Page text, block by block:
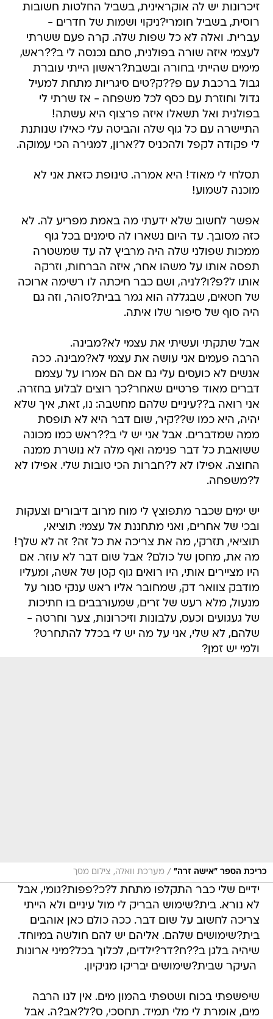
זיכרונות יש לה אוקראינית, בשביל החלטות חשובות
רוסית, בשביל חומרי?ניקוי ושמות של חדרים -
עברית. ואלה לא כל שפות שלה. קרה פעם ששרתי
לעצמי איזה שורה בפולנית, סתם נכנסה לי ב??ראש,
מימים שהייתי בחורה ובשבת?ראשון הייתי עוברת
גבול ברכבת עם פ??ק?טים סיגריות מתחת למעיל
גדול וחוזרת עם כסף לכל משפחה - אז שרתי לי
בפולנית ואל תשאלו איזה פרצוף היא עשתה!
התיישרה עם כל גוף שלה והביטה עלי כאילו שנותנת
לי פקודה לקפל ולהכניס ל?ארון, למגירה הכי עמוקה.
תסלחי לי מאוד! היא אמרה. טינופת כזאת אני לא
מוכנה לשמוע!
אפשר לחשוב שלא ידעתי מה באמת מפריע לה. לא
כזה מסובך. עד היום נשארו לה סימנים בכל גוף
ממכות שפולני שלה היה מרביץ לה עד שמשטרה
תפסה אותו על משהו אחר, איזה הברחות, וזרקה
אותו ל?פ?ו?לניה, ושם כבר חיכתה לו רשימה ארוכה
של חטאים, שבגללה הוא גמר בבית?סוהר, וזה גם
היה סוף של סיפור שלו איתה.
אבל שתקתי ועשיתי את עצמי לא?מבינה.
הרבה פעמים אני עושה את עצמי לא?מבינה. ככה
אנשים לא כועסים עלי גם אם הם אמרו על עצמם
דברים מאוד פרטיים שאחר?כך רוצים לבלוע בחזרה.
אני רואה ב??עיניים שלהם מחשבה: נו, זאת, איך שלא
יהיה, היא כמו ש??קיר, שום דבר היא לא תופסת
ממה שמדברים. אבל אני יש לי ב??ראש כמו מכונה
ששואבת כל דבר פנימה ואף מלה לא נושרת ממנה
החוצה. אפילו לא ל?חברות הכי טובות שלי. אפילו לא
ל?משפחה.
יש ימים שכבר מתפוצץ לי מוח מרוב דיבורים וצעקות
ובכי של אחרים, ואני מתחננת אל עצמי: תוציאי,
תוציאי, תזרקי, מה את צריכה את כל זה? זה לא שלך!
מה את, מחסן של כולם? אבל שום דבר לא עוזר. אם
היו מציירים אותי, היו רואים גוף קטן של אשה, ומעליו
מודבק צוואר דק, שמחובר אליו ראש ענקי סגור על
מנעול, מלא רעש של זרים, שמעורבבים בו חתיכות
של געגועים וכעס, עלבונות וזיכרונות, צער וחרטה -
שלהם, לא שלי, אני על מה יש לי בכלל להתחרט?
ולמי יש זמן?
כריכת הספר "אישה זרה" / מערכת וואלה, צילום מסך
ידיים שלי כבר התקלפו מתחת ל?כ?פפות?גומי, אבל
לא נורא. בית?שימוש הבריק לי מול עיניים ולא הייתי
צריכה לחשוב על שום דבר. ככה כולם כאן אוהבים
בית?שימושים שלהם. אליהם יש להם חולשה במיוחד.
שיהיה בלגן ב??ח?דר?ילדים, לכלוך בכל?מיני ארונות
 העיקר שבית?שימושים יבריקו מניקיון.
שיפשפתי בכוח ושטפתי בהמון מים. אין לנו הרבה
מים, אומרת לי מלי תמיד. תחסכי, ס?ל?אב?ה. אבל